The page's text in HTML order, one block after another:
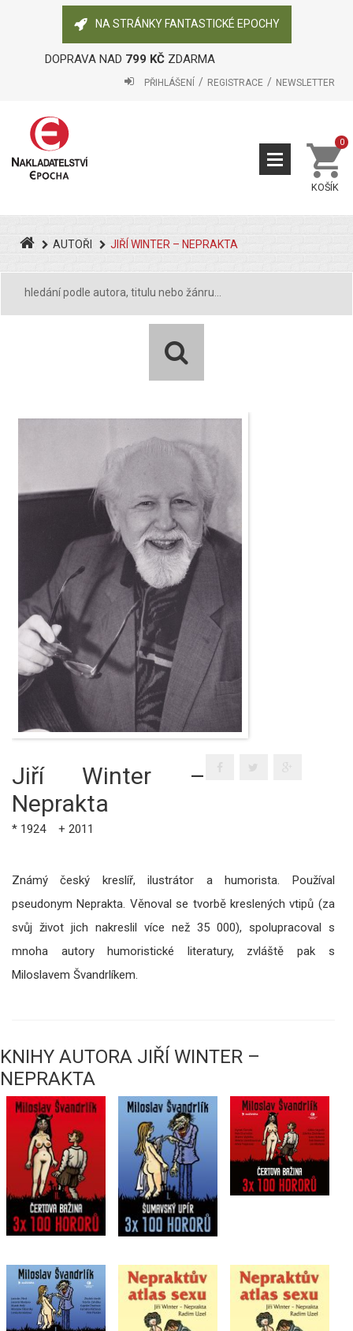
NA STRÁNKY FANTASTICKÉ EPOCHY
DOPRAVA NAD 799 KČZDARMA
PŘIHLÁŠENÍ REGISTRACE NEWSLETTER
KOŠÍK
0
AUTOŘI JIŘÍ WINTER – NEPRAKTA
Jiří Winter –
Neprakta
* 1924 + 2011
Známý český kreslíř, ilustrátor a humorista. Používal
pseudonym Neprakta. Věnoval se tvorbě kreslených vtipů (za
svůj život jich nakreslil více než 35 000), spolupracoval s
mnoha autory humoristické literatury, zvláště pak s
Miloslavem Švandrlíkem.
KNIHY AUTORA JIŘÍ WINTER –
NEPRAKTA